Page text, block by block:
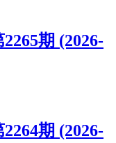
期 (2026-
期 (2026-